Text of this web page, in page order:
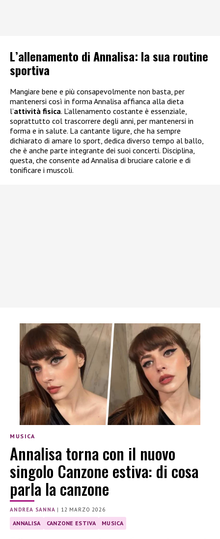
L’allenamento di Annalisa: la sua routine
sportiva
Mangiare bene e più consapevolmente non basta, per
mantenersi così in forma Annalisa affianca alla dieta
l’attività fisica. L’allenamento costante è essenziale,
soprattutto col trascorrere degli anni, per mantenersi in
forma e in salute. La cantante ligure, che ha sempre
dichiarato di amare lo sport, dedica diverso tempo al ballo,
che è anche parte integrante dei suoi concerti. Disciplina,
questa, che consente ad Annalisa di bruciare calorie e di
tonificare i muscoli.
MUSICA
Annalisa torna con il nuovo
singolo Canzone estiva: di cosa
parla la canzone
ANDREA SANNA | 12 MARZO 2026
ANNALISA CANZONE ESTIVA MUSICA